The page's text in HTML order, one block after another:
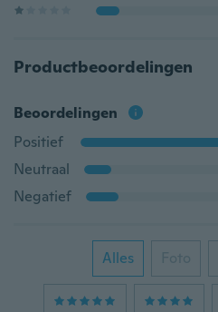
Productbeoordelingen
Beoordelingen
Positief
Neutraal
Negatief
Alles Foto